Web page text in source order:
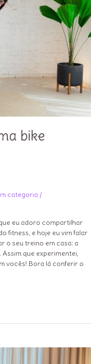
bike
categoria /
eu adoro compartilhar
fitness, e hoje eu vim falar
o seu treino em casa: a
que experimentei,
vocês! Bora lá conferir o